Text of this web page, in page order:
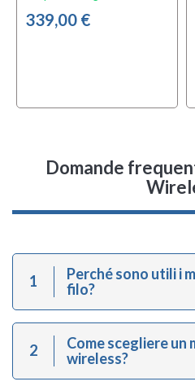
339,00 €
Domande
1
Perché sono utili i
filo?
2
Come scegliere un
wireless?